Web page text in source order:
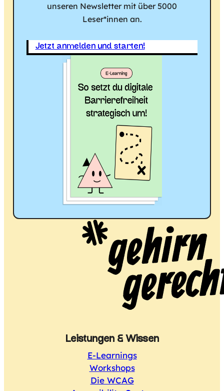
unseren Newsletter mit über 5000
Leser*innen an.
Jetzt anmelden und starten!
Leistungen & Wissen
E-Learnings
Workshops
Die WCAG